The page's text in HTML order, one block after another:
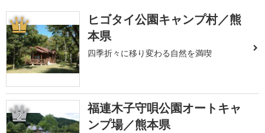
1
ヒゴタイ公園キャンプ村／熊
本県
四季折々に移り変わる自然を満喫
2
福連木子守唄公園オートキャ
ンプ場／熊本県